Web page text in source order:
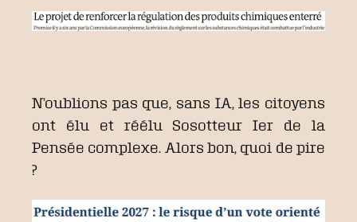
N’oublions pas que, sans IA, les citoyens
ont élu et réélu Sosotteur Ier de la
Pensée complexe. Alors bon, quoi de pire
?